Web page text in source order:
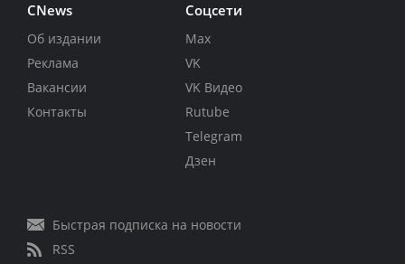
CNews
Об издании
Реклама
Вакансии
Контакты
Соцсети
Max
VK
VK Видео
Rutube
Telegram
Дзен
Быстрая подписка на новости
RSS